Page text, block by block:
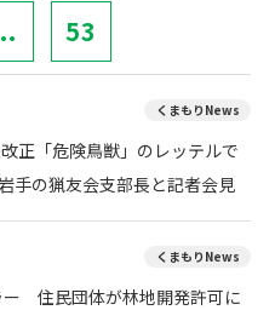
53
くまもりNews
正「危険鳥獣」のレッテルで
の猟友会支部長と記者会見
くまもりNews
住民団体が林地開発許可に